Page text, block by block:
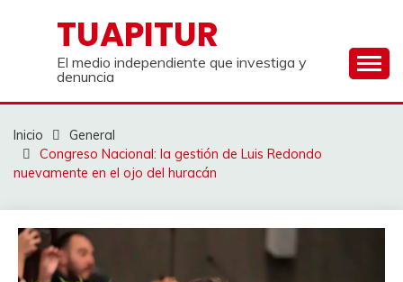
contenidoTUAPITUR
El medio independiente que investiga y
denuncia
Inicio
General
Congreso Nacional: la gestión de Luis Redondo
nuevamente en el ojo del huracán